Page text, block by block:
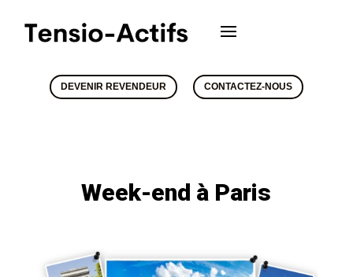
DEVENIR REVENDEUR CONTACTEZ-NOUS
Week-end à Paris